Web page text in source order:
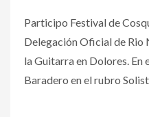
Participo Festival de
Delegación Oficial de Rio
la Guitarra en Dolores. En
Baradero en el rubro